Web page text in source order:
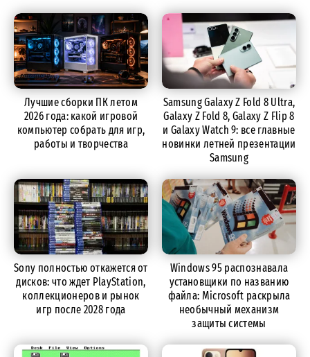
Лучшие сборки ПК летом
2026 года: какой игровой
компьютер собрать для игр,
работы и творчества
Samsung Galaxy Z Fold 8 Ultra,
Galaxy Z Fold 8, Galaxy Z Flip 8
и Galaxy Watch 9: все главные
новинки летней презентации
Samsung
Sony полностью откажется от
дисков: что ждет PlayStation,
коллекционеров и рынок
игр после 2028 года
Windows 95 распознавала
установщики по названию
файла: Microsoft раскрыла
необычный механизм
защиты системы